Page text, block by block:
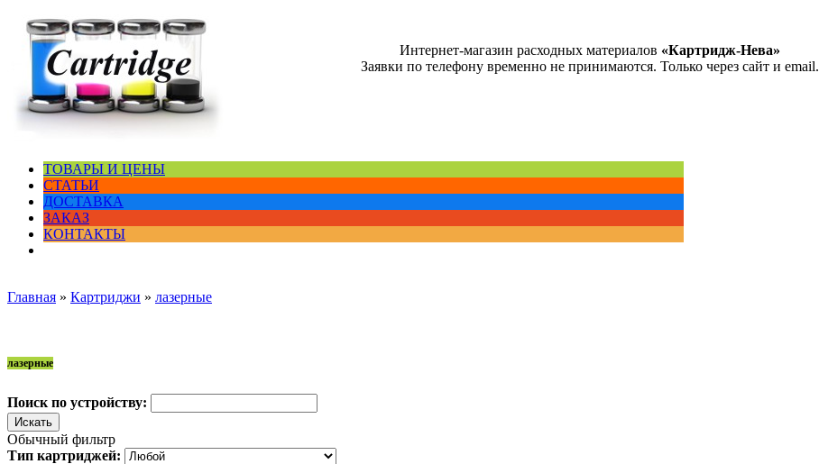
Интернет-магазин расходных материалов «Картридж-Нева»
Заявки по телефону временно не принимаются. Только через сайт и email.
ТОВАРЫ И ЦЕНЫ
СТАТЬИ
ДОСТАВКА
ЗАКАЗ
КОНТАКТЫ
Главная » Картриджи » лазерные
лазерные
Поиск по устройству:
Обычный фильтр
Тип картриджей: